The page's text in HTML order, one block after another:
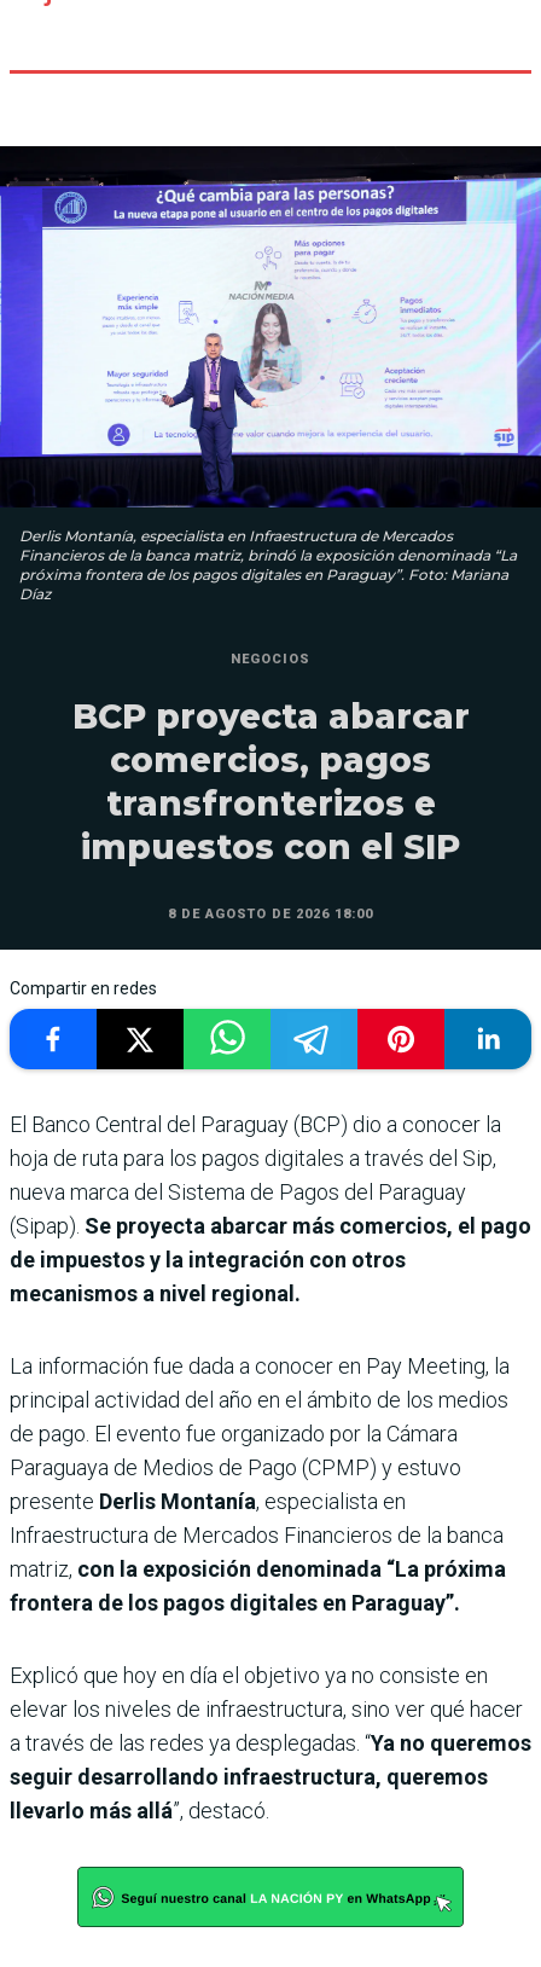
Derlis Montanía, especialista en Infraestructura de Mercados
Financieros de la banca matriz, brindó la exposición denominada “La
próxima frontera de los pagos digitales en Paraguay”. Foto: Mariana
Díaz
NEGOCIOS
BCP proyecta abarcar
comercios, pagos
transfronterizos e
impuestos con el SIP
8 DE AGOSTO DE 2026 18:00
Compartir en redes
El Banco Central del Paraguay (BCP) dio a conocer la
hoja de ruta para los pagos digitales a través del Sip,
nueva marca del Sistema de Pagos del Paraguay
(Sipap). Se proyecta abarcar más comercios, el pago
de impuestos y la integración con otros
mecanismos a nivel regional.
La información fue dada a conocer en Pay Meeting, la
principal actividad del año en el ámbito de los medios
de pago. El evento fue organizado por la Cámara
Paraguaya de Medios de Pago (CPMP) y estuvo
presente Derlis Montanía, especialista en
Infraestructura de Mercados Financieros de la banca
matriz, con la exposición denominada “La próxima
frontera de los pagos digitales en Paraguay”.
Explicó que hoy en día el objetivo ya no consiste en
elevar los niveles de infraestructura, sino ver qué hacer
a través de las redes ya desplegadas. “Ya no queremos
seguir desarrollando infraestructura, queremos
llevarlo más allá”, destacó.